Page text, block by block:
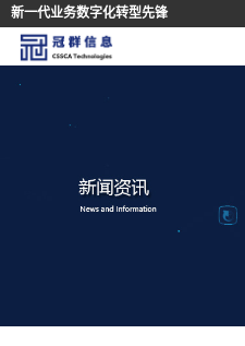
新一代业务数字化转型先锋
首